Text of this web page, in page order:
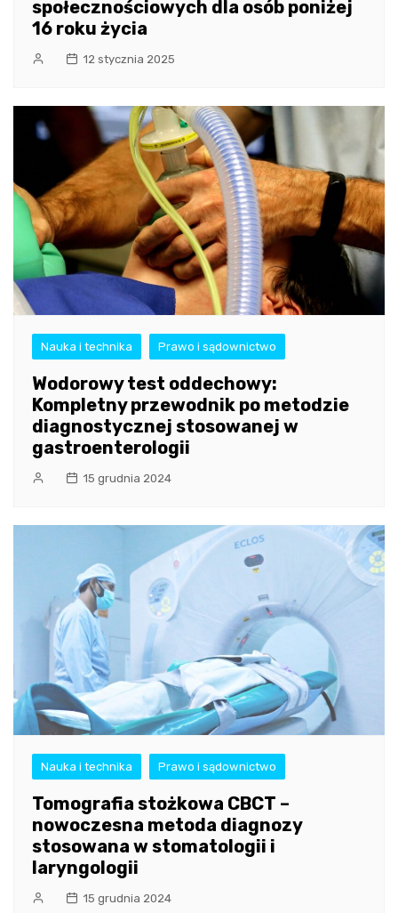
społecznościowych dla osób poniżej
16 roku życia
12 stycznia 2025
Nauka i technika Prawo i sądownictwo
Wodorowy test oddechowy:
Kompletny przewodnik po metodzie
diagnostycznej stosowanej w
gastroenterologii
15 grudnia 2024
Nauka i technika Prawo i sądownictwo
Tomografia stożkowa CBCT –
nowoczesna metoda diagnozy
stosowana w stomatologii i
laryngologii
15 grudnia 2024